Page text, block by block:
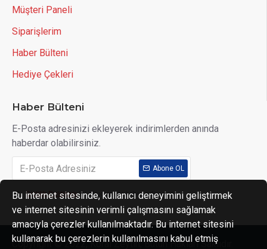
Müşteri Paneli
Siparişlerim
Haber Bülteni
Hediye Çekleri
Haber Bülteni
E-Posta adresinizi ekleyerek indirimlerden anında
haberdar olabilirsiniz.
Abone OL
Gizlilik Politikası 'ni okudum ve kabul ediyorum.
Copyright © 2022, Koral Zeytin, Bütün Hakları Saklıdır.
Bu internet sitesinde, kullanıcı deneyimini geliştirmek
ve internet sitesinin verimli çalışmasını sağlamak
amacıyla çerezler kullanılmaktadır. Bu internet sitesini
kullanarak bu çerezlerin kullanılmasını kabul etmiş